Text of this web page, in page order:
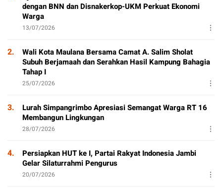
dengan BNN dan Disnakerkop-UKM Perkuat Ekonomi
Warga
13/07/2026
2.
Wali Kota Maulana Bersama Camat A. Salim Sholat
Subuh Berjamaah dan Serahkan Hasil Kampung Bahagia
Tahap I
25/07/2026
3.
Lurah Simpangrimbo Apresiasi Semangat Warga RT 16
Membangun Lingkungan
28/07/2026
4.
Persiapkan HUT ke I, Partai Rakyat Indonesia Jambi
Gelar Silaturrahmi Pengurus
20/07/2026